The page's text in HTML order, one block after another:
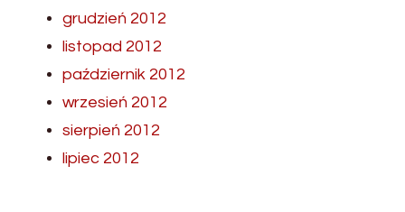
grudzień 2012
listopad 2012
październik 2012
wrzesień 2012
sierpień 2012
lipiec 2012